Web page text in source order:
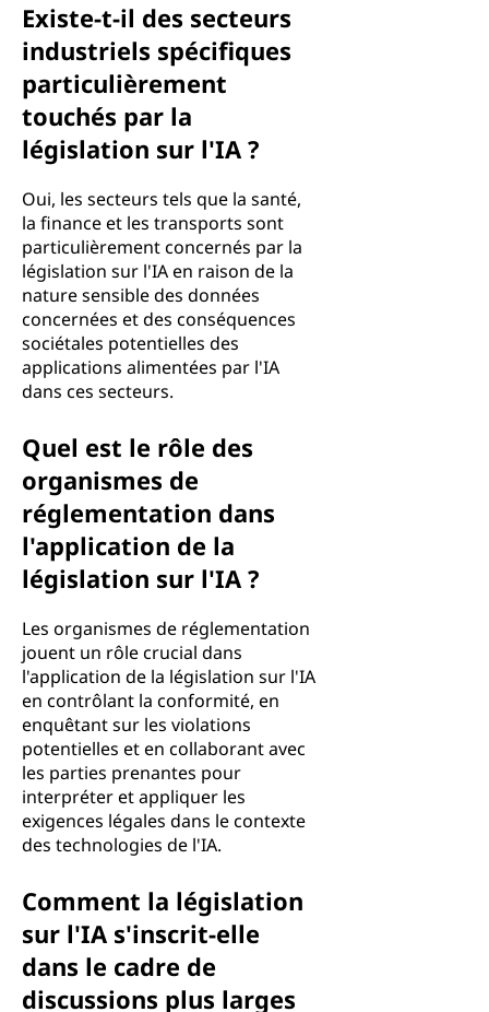
Existe-t-il des secteurs
industriels spécifiques
particulièrement
touchés par la
législation sur l'IA ?
Oui, les secteurs tels que la santé,
la finance et les transports sont
particulièrement concernés par la
législation sur l'IA en raison de la
nature sensible des données
concernées et des conséquences
sociétales potentielles des
applications alimentées par l'IA
dans ces secteurs.
Quel est le rôle des
organismes de
réglementation dans
l'application de la
législation sur l'IA ?
Les organismes de réglementation
jouent un rôle crucial dans
l'application de la législation sur l'IA
en contrôlant la conformité, en
enquêtant sur les violations
potentielles et en collaborant avec
les parties prenantes pour
interpréter et appliquer les
exigences légales dans le contexte
des technologies de l'IA.
Comment la législation
sur l'IA s'inscrit-elle
dans le cadre de
discussions plus larges